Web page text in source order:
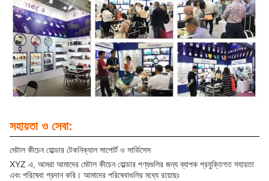
সহায়তা ও সেবা:
মেটাল কীচেন হোল্ডার টেকনিক্যাল সাপোর্ট ও সার্ভিসেস
XYZ এ, আমরা আমাদের মেটাল কীচেন হোল্ডার পণ্যগুলির জন্য ব্যাপক প্রযুক্তিগত সহায়তা
এবং পরিষেবা প্রদান করি। আমাদের পরিষেবাগুলির মধ্যে রয়েছেঃ